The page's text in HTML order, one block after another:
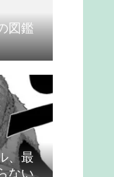
図鑑
、最
ない